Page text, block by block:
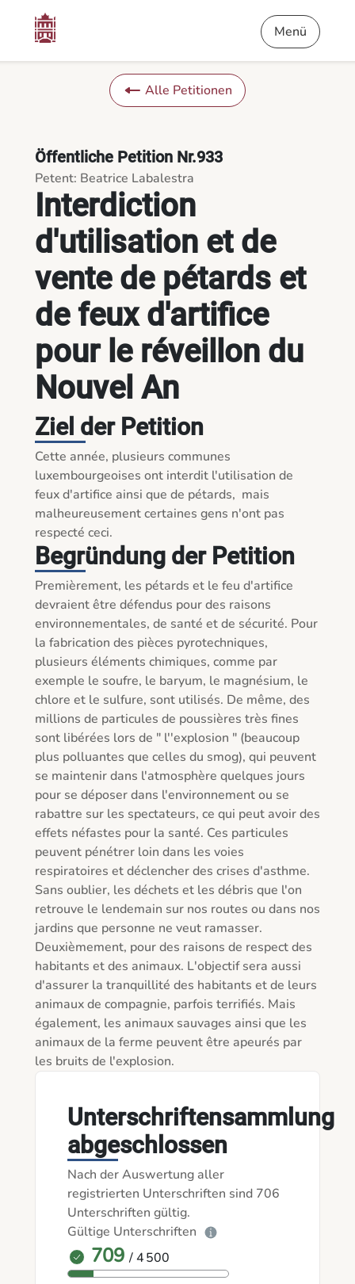
Interdiction d'utilisation et de vente de pétards et de feux
Menü
Alle Petitionen
Interdiction
d'utilisation et de
vente de pétards et
de feux d'artifice
pour le réveillon du
Nouvel An
Öffentliche Petition Nr.933
Petent: Beatrice Labalestra
Ziel der Petition
Cette année, plusieurs communes
luxembourgeoises ont interdit l'utilisation de
feux d'artifice ainsi que de pétards,  mais
malheureusement certaines gens n'ont pas
Begründung der Petition
Premièrement, les pétards et le feu d'artifice
devraient être défendus pour des raisons
environnementales, de santé et de sécurité. Pour
la fabrication des pièces pyrotechniques,
plusieurs éléments chimiques, comme par
exemple le soufre, le baryum, le magnésium, le
chlore et le sulfure, sont utilisés. De même, des
millions de particules de poussières très fines
sont libérées lors de " l''explosion " (beaucoup
plus polluantes que celles du smog), qui peuvent
se maintenir dans l'atmosphère quelques jours
pour se déposer dans l'environnement ou se
rabattre sur les spectateurs, ce qui peut avoir des
effets néfastes pour la santé. Ces particules
peuvent pénétrer loin dans les voies
respiratoires et déclencher des crises d'asthme.
Sans oublier, les déchets et les débris que l'on
retrouve le lendemain sur nos routes ou dans nos
jardins que personne ne veut ramasser.
Deuxièmement, pour des raisons de respect des
habitants et des animaux. L'objectif sera aussi
d'assurer la tranquillité des habitants et de leurs
animaux de compagnie, parfois terrifiés. Mais
également, les animaux sauvages ainsi que les
animaux de la ferme peuvent être apeurés par
Unterschriftensammlung
abgeschlossen
Nach der Auswertung aller
registrierten Unterschriften sind 706
Unterschriften gültig.
Gültige Unterschriften
709 / 4 500